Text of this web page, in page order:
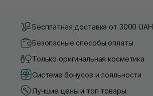
Бесплатная доставка от 3000 UAH
Безопасные способы оплаты
Только оригинальная косметика
Система бонусов и лояльности
Лучшие цены и топ товары